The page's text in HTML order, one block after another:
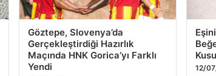
Tarım ve Orman Bakanlığı’ndan
1,874 Personel Alımı Müjdesi
16/07/2026
15/